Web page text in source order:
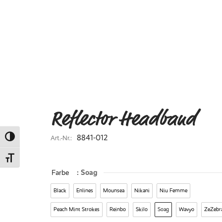
Umschalten auf hohe Kontraste
Schrift vergrößern
Reflector Headband
Art.-Nr.: 8841-012
Farbe : Soag
Black Enlines Mounsea Nikani Niu Femme
Peach Mint Strokes Reinbo Skilo Soag Wavyo